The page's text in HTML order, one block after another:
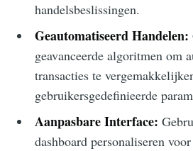
handelsbeslissingen.
Geautomatiseerd Handelen:
geavanceerde algoritmen om
transacties te
gebruikersgedefinieerde
Aanpasbare Interface:
dashboard personaliseren